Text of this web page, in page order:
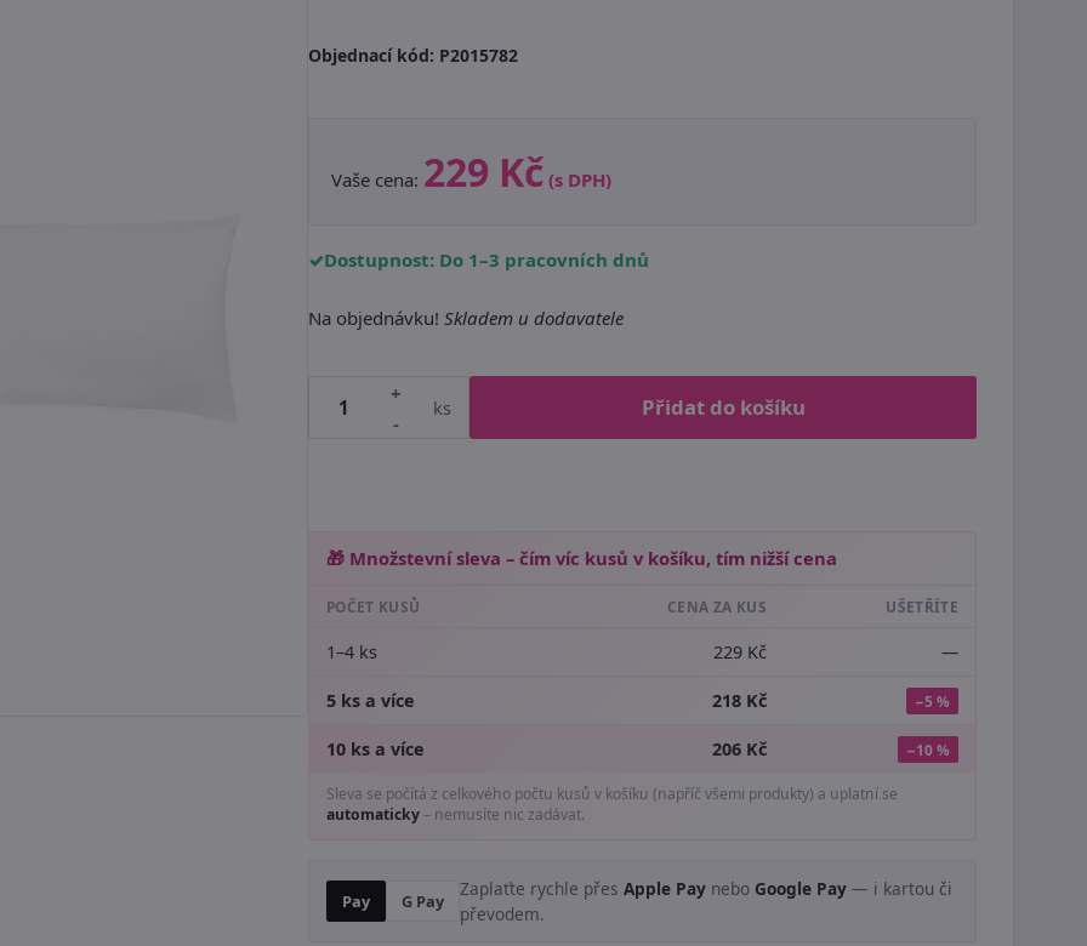
Objednací kód: P2015782
Vaše cena: 229 Kč (s DPH)
Dostupnost: Do 1–3 pracovních dnů
Na objednávku! Skladem u dodavatele
+
-
ks Přidat do košíku
🎁 Množstevní sleva – čím víc kusů v košíku, tím nižší cena
POČET KUSŮ CENA ZA KUS UŠETŘÍTE
1–4 ks 229 Kč —
5 ks a více 218 Kč −5 %
10 ks a více 206 Kč −10 %
Sleva se počítá z celkového počtu kusů v košíku (napříč všemi produkty) a uplatní se
automaticky– nemusíte nic zadávat.
Pay G Pay
Zaplaťte rychle přes Apple Pay nebo Google Pay — i kartou či
převodem.